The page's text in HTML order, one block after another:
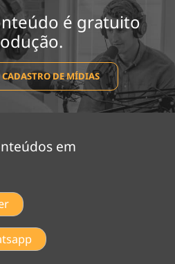
é gratuito
CADASTRO DE MÍDIAS
em